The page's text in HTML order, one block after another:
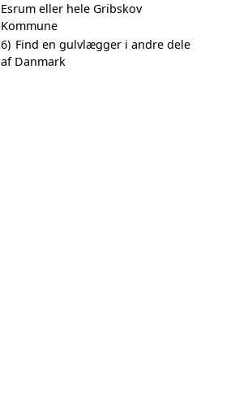
Esrum eller hele Gribskov
Kommune
6) Find en gulvlægger i andre dele
af Danmark